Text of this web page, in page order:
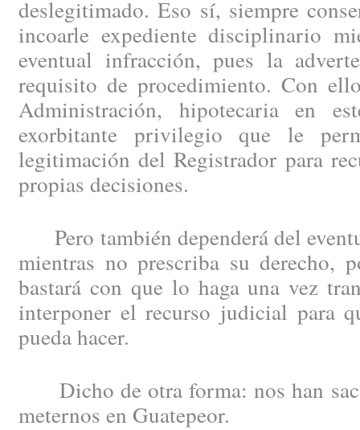
deslegitimado. Eso sí, siempre
incoarle expediente disciplinario
eventual infracción, pues la
requisito de procedimiento. Con
Administración, hipotecaria en
exorbitante privilegio que le
legitimación del Registrador para
propias decisiones.
Pero también dependerá del
mientras no prescriba su derecho,
bastará con que lo haga una vez
interponer el recurso judicial para
pueda hacer.
Dicho de otra forma: nos han
meternos en Guatepeor.